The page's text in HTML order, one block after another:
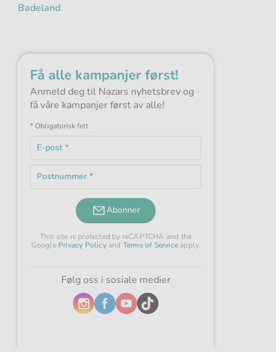
Badeland
Få alle kampanjer først!
Anmeld deg til Nazars nyhetsbrev og
få våre kampanjer først av alle!
* Obligatorisk felt
E-
post
felt
Postnummer
Obligatorisk
Abonner
This site is protected by reCAPTCHA and the
Google Privacy Policyand Terms of Service apply.
Følg oss i sosiale medier